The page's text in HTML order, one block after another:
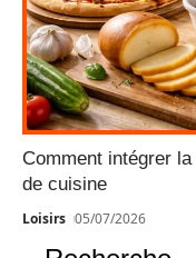
Comment intégrer
de cuisine
Loisirs 05/07/2026